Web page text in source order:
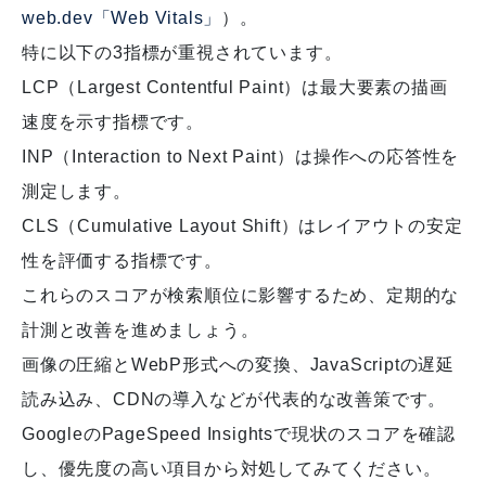
web.dev「Web Vitals」
）。
特に以下の3指標が重視されています。
LCP（Largest Contentful Paint）は最大要素の描画
速度を示す指標です。
INP（Interaction to Next Paint）は操作への応答性を
測定します。
CLS（Cumulative Layout Shift）はレイアウトの安定
性を評価する指標です。
これらのスコアが検索順位に影響するため、定期的な
計測と改善を進めましょう。
画像の圧縮とWebP形式への変換、JavaScriptの遅延
読み込み、CDNの導入などが代表的な改善策です。
GoogleのPageSpeed Insightsで現状のスコアを確認
し、優先度の高い項目から対処してみてください。